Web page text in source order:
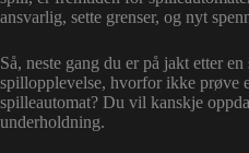
ansvarlig, sette grenser, og nyt
Så, neste gang du er på jakt etter en
spillopplevelse, hvorfor ikke prøve
spilleautomat? Du vil kanskje
underholdning.